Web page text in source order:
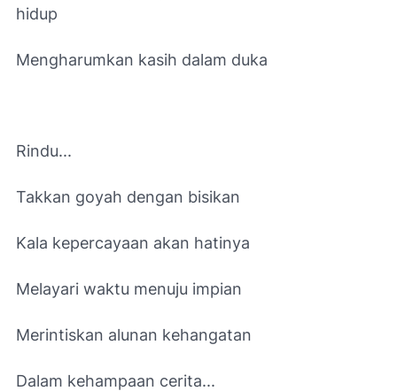
hidup
Mengharumkan kasih dalam duka
Rindu...
Takkan goyah dengan bisikan
Kala kepercayaan akan hatinya
Melayari waktu menuju impian
Merintiskan alunan kehangatan
Dalam kehampaan cerita...